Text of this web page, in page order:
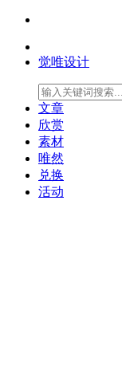
觉唯设计
文章
欣赏
素材
唯然
兑换
活动